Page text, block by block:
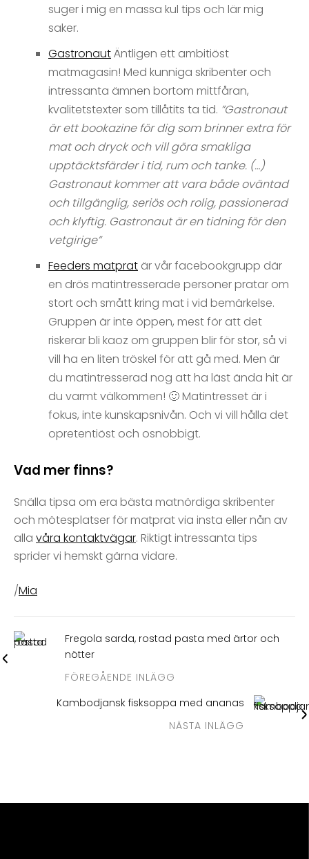
suger i mig en massa kul tips och lär mig
saker.
GastronautÄntligen ett ambitiöst
matmagasin! Med kunniga skribenter och
intressanta ämnen bortom mittfåran,
kvalitetstexter som tillåtits ta tid. ”Gastronaut
är ett bookazine för dig som brinner extra för
mat och dryck och vill göra smakliga
upptäcktsfärder i tid, rum och tanke. (…)
Gastronaut kommer att vara både oväntad
och tillgänglig, seriös och rolig, passionerad
och klyftig. Gastronaut är en tidning för den
vetgirige”
Feeders matprat är vår facebookgrupp där
en drös matintresserade personer pratar om
stort och smått kring mat i vid bemärkelse.
Gruppen är inte öppen, mest för att det
riskerar bli kaoz om gruppen blir för stor, så vi
vill ha en liten tröskel för att gå med. Men är
du matintresserad nog att ha läst ända hit är
du varmt välkommen! 🙂 Matintresset är i
fokus, inte kunskapsnivån. Och vi vill hålla det
opretentiöst och osnobbigt.
Vad mer finns?
Snälla tipsa om era bästa matnördiga skribenter
och mötesplatser för matprat via insta eller nån av
alla våra kontaktvägar. Riktigt intressanta tips
sprider vi hemskt gärna vidare.
/Mia
Fregola sarda, rostad pasta med ärtor och
nötter
FÖREGÅENDE INLÄGG
Kambodjansk fisksoppa med ananas
NÄSTA INLÄGG